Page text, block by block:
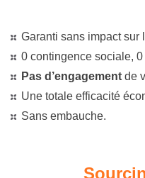
Garanti sans impact sur
0 contingence sociale,
Pas d’engagement de
Une totale efficacité
Sans embauche.